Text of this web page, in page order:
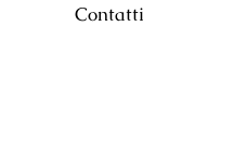
Contatti